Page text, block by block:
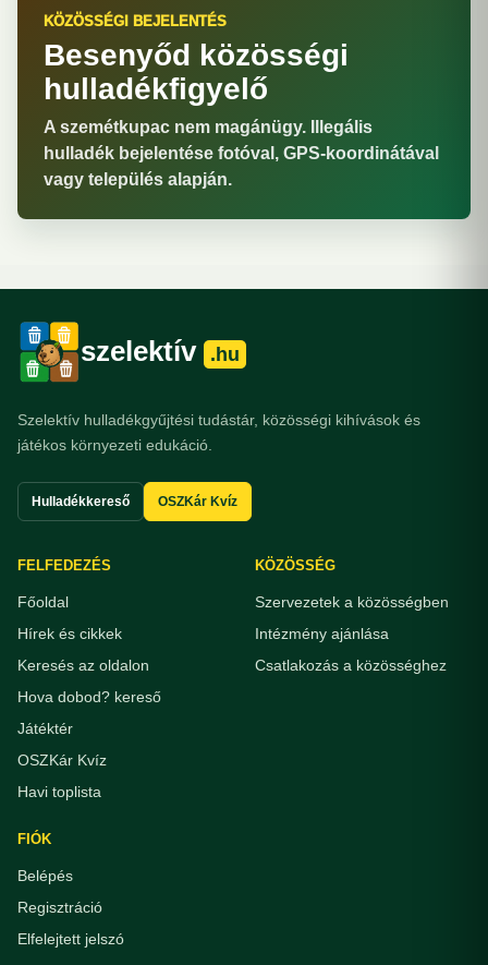
KÖZÖSSÉGI BEJELENTÉS
Besenyőd közösségi
hulladékfigyelő
A szemétkupac nem magánügy. Illegális
hulladék bejelentése fotóval, GPS-koordinátával
vagy település alapján.
szelektív .hu
Szelektív hulladékgyűjtési tudástár, közösségi kihívások és
játékos környezeti edukáció.
Hulladékkereső OSZKár Kvíz
FELFEDEZÉS
Főoldal
Hírek és cikkek
Keresés az oldalon
Hova dobod? kereső
Játéktér
OSZKár Kvíz
Havi toplista
KÖZÖSSÉG
Szervezetek a közösségben
Intézmény ajánlása
Csatlakozás a közösséghez
FIÓK
Belépés
Regisztráció
Elfelejtett jelszó